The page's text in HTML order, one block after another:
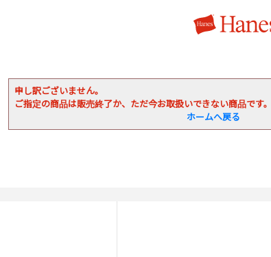
申し訳ございません。
ご指定の商品は販売終了か、ただ今お取扱いできない商品です
ホームへ戻る